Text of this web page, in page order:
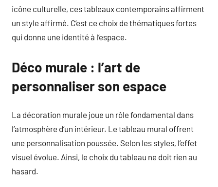
icône culturelle, ces tableaux contemporains affirment
un style affirmé. C’est ce choix de thématiques fortes
qui donne une identité à l’espace.
Déco murale : l’art de
personnaliser son espace
La décoration murale joue un rôle fondamental dans
l’atmosphère d’un intérieur. Le tableau mural offrent
une personnalisation poussée. Selon les styles, l’effet
visuel évolue. Ainsi, le choix du tableau ne doit rien au
hasard.